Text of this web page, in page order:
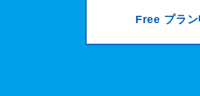
Free プラ